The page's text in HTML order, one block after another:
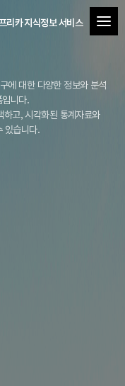
리카 지식정보 서비스
에 대한 다양한 정보와 분석
입니다.
고, 시각화된 통계자료와
있습니다.